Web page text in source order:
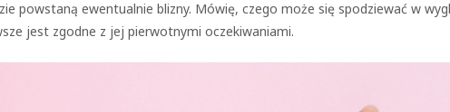
powstaną ewentualnie blizny. Mówię, czego może się spodziewać w
jest zgodne z jej pierwotnymi oczekiwaniami.